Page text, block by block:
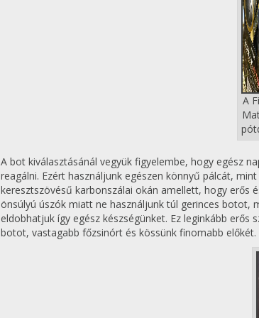
A
A bot kiválasztásánál vegyük figyelembe, hogy egész
reagálni. Ezért használjunk egészen könnyű pálcát,
keresztszövésű karbonszálai okán amellett, hogy erős
önsúlyú úszók miatt ne használjunk túl gerinces botot,
eldobhatjuk így egész készségünket. Ez leginkább
botot, vastagabb főzsinórt és kössünk finomabb előkét.